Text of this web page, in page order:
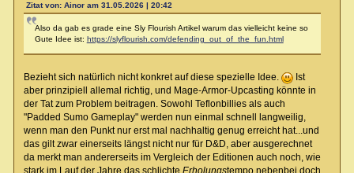
Zitat von: Ainor am 31.05.2026 | 20:42
Also da gab es grade eine Sly Flourish Artikel warum das vielleicht keine so
Gute Idee ist: https://slyflourish.com/defending_out_of_the_fun.html
Bezieht sich natürlich nicht konkret auf diese spezielle Idee.
Ist
aber prinzipiell allemal richtig, und Mage-Armor-Upcasting könnte in
der Tat zum Problem beitragen. Sowohl Teflonbillies als auch
"Padded Sumo Gameplay" werden nun einmal schnell langweilig,
wenn man den Punkt nur erst mal nachhaltig genug erreicht hat...und
das gilt zwar einerseits längst nicht nur für D&D, aber ausgerechnet
da merkt man andererseits im Vergleich der Editionen auch noch, wie